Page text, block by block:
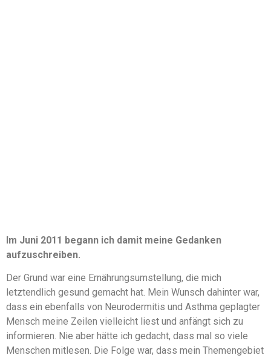
Im Juni 2011 begann ich damit meine Gedanken
aufzuschreiben.
Der Grund war eine Ernährungsumstellung, die mich
letztendlich gesund gemacht hat. Mein Wunsch dahinter war,
dass ein ebenfalls von Neurodermitis und Asthma geplagter
Mensch meine Zeilen vielleicht liest und anfängt sich zu
informieren. Nie aber hätte ich gedacht, dass mal so viele
Menschen mitlesen. Die Folge war, dass mein Themengebiet